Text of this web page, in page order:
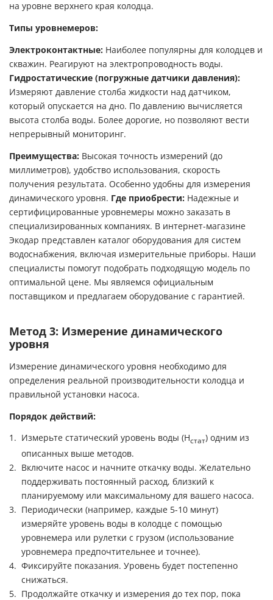
на уровне верхнего края колодца.
Типы уровнемеров:
Электроконтактные: Наиболее популярны для колодцев и
скважин. Реагируют на электропроводность воды.
Гидростатические (погружные датчики давления):
Измеряют давление столба жидкости над датчиком,
который опускается на дно. По давлению вычисляется
высота столба воды. Более дорогие, но позволяют вести
непрерывный мониторинг.
Преимущества: Высокая точность измерений (до
миллиметров), удобство использования, скорость
получения результата. Особенно удобны для измерения
динамического уровня. Где приобрести: Надежные и
сертифицированные уровнемеры можно заказать в
специализированных компаниях. В интернет-магазине
Экодар представлен каталог оборудования для систем
водоснабжения, включая измерительные приборы. Наши
специалисты помогут подобрать подходящую модель по
оптимальной цене. Мы являемся официальным
поставщиком и предлагаем оборудование с гарантией.
Метод 3: Измерение динамического
уровня
Измерение динамического уровня необходимо для
определения реальной производительности колодца и
правильной установки насоса.
Порядок действий:
Измерьте статический уровень воды (Hстат) одним из
описанных выше методов.
Включите насос и начните откачку воды. Желательно
поддерживать постоянный расход, близкий к
планируемому или максимальному для вашего насоса.
Периодически (например, каждые 5-10 минут)
измеряйте уровень воды в колодце с помощью
уровнемера или рулетки с грузом (использование
уровнемера предпочтительнее и точнее).
Фиксируйте показания. Уровень будет постепенно
снижаться.
Продолжайте откачку и измерения до тех пор, пока